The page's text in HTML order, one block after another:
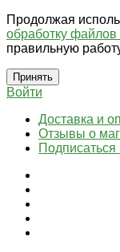
Продолжая
обработку файлов
правильную
Принять
Войти
Доставка и
Отзывы о
Подписаться